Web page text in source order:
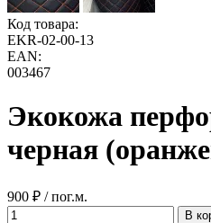
Код товара:
EKR-02-00-13
EAN:
003467
Экокожа
черная
900 ₽ / пог.м.
В